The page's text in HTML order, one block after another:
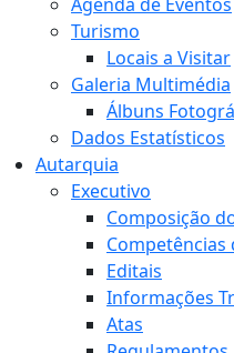
Agenda de Eventos
Turismo
Locais a Visitar
Galeria Multimédia
Álbuns
Dados Estatísticos
Autarquia
Executivo
Composição
Competências
Editais
Informações
Atas